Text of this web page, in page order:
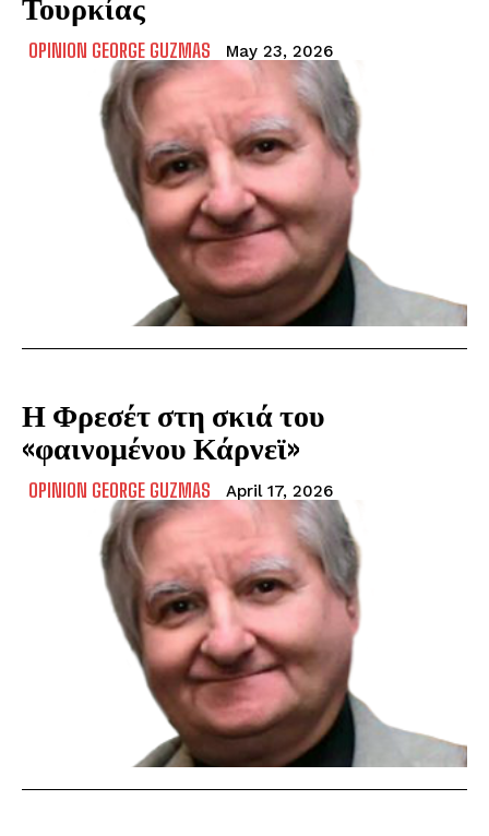
OPINION GEORGE GUZMAS May 23, 2026
Η Φρεσέτ στη σκιά του
«φαινομένου Κάρνεϊ»
OPINION GEORGE GUZMAS April 17, 2026